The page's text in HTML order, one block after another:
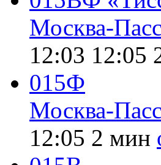
Москва-
12:03 12:05
015Ф
Москва-
12:05 2 мин